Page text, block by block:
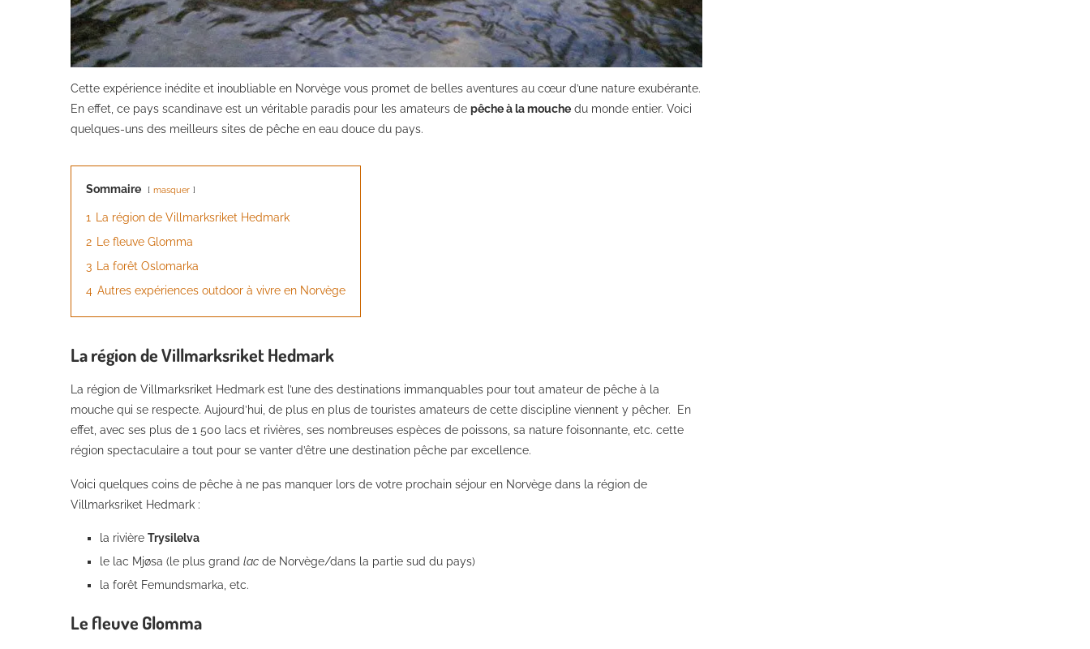
Cette expérience inédite et inoubliable en Norvège vous promet de belles aventures au cœur d’une nature exubérante.
En effet, ce pays scandinave est un véritable paradis pour les amateurs de pêche à la mouche du monde entier. Voici
quelques-uns des meilleurs sites de pêche en eau douce du pays.
Sommaire masquer
1
La région de Villmarksriket Hedmark
2
Le fleuve Glomma
3
La forêt Oslomarka
4 Autres expériences outdoor à vivre en Norvège
La région de Villmarksriket Hedmark
La région de Villmarksriket Hedmark est l’une des destinations immanquables pour tout amateur de pêche à la
mouche qui se respecte. Aujourd’hui, de plus en plus de touristes amateurs de cette discipline viennent y pêcher. En
effet, avec ses plus de 1 500 lacs et rivières, ses nombreuses espèces de poissons, sa nature foisonnante, etc. cette
région spectaculaire a tout pour se vanter d’être une destination pêche par excellence.
Voici quelques coins de pêche à ne pas manquer lors de votre prochain séjour en Norvège dans la région de
Villmarksriket Hedmark :
la rivière Trysilelva
le lac Mjøsa (le plus grand lac de Norvège/dans la partie sud du pays)
la forêt Femundsmarka, etc.
Le fleuve Glomma